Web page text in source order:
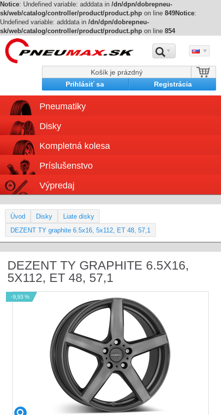
Notice: Undefined variable: adddata in /dn/dpn/dobrepneu-
sk/web/catalog/controller/product/product.php on line 849Notice:
Undefined variable: adddata in /dn/dpn/dobrepneu-
sk/web/catalog/controller/product/product.php on line 854
Košík je prázdný
Prihlásiť sa
Registrácia
Pneumatiky
Disky
Kompletná kolesa
Príslušenstvo
Výpredaj
Úvod Disky
Liate disky
DEZENT TY graphite 6.5x16, 5x112, ET 48, 57,1
DEZENT TY GRAPHITE 6.5X16,
5X112, ET 48, 57,1
-9,93 %